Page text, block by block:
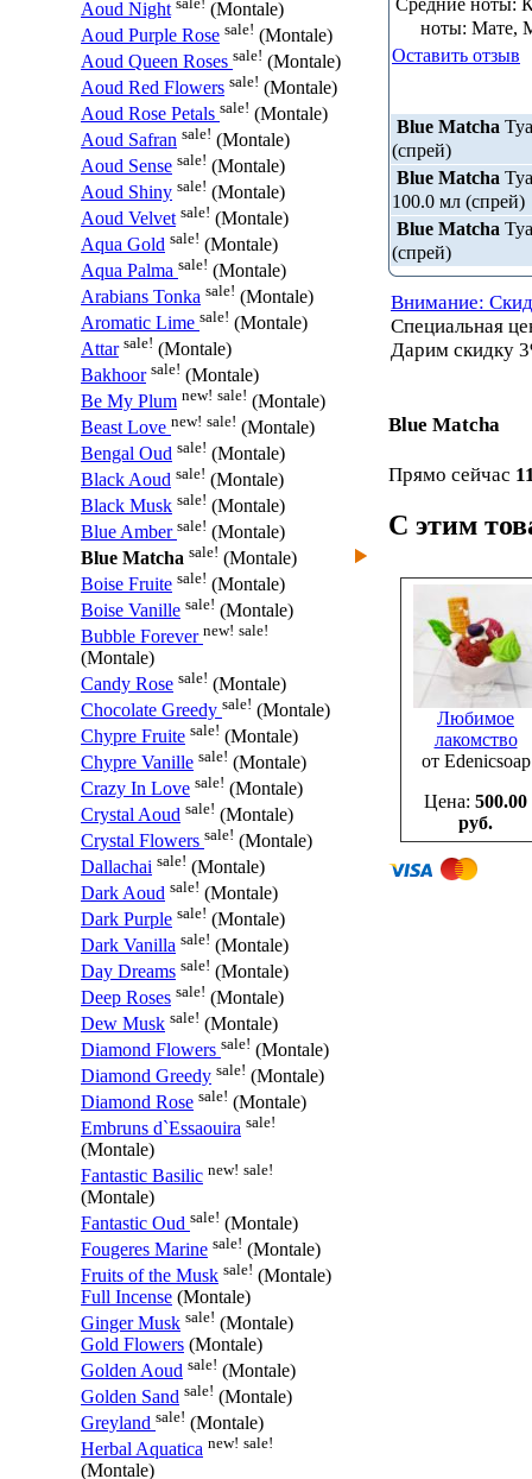
Aoud Night
(Montale)
Aoud Purple Rose sale! (Montale)
Aoud Queen Roses sale! (Montale)
Aoud Red Flowers sale! (Montale)
Aoud Rose Petals sale! (Montale)
Aoud Safran sale! (Montale)
Aoud Sense sale! (Montale)
Aoud Shiny sale! (Montale)
Aoud Velvet sale! (Montale)
Aqua Gold sale! (Montale)
Aqua Palma sale! (Montale)
Arabians Tonka sale! (Montale)
Aromatic Lime sale! (Montale)
Attar sale! (Montale)
Bakhoor sale! (Montale)
Be My Plum new! sale! (Montale)
Beast Love new! sale! (Montale)
Bengal Oud sale! (Montale)
Black Aoud sale! (Montale)
Black Musk sale! (Montale)
Blue Amber sale! (Montale)
Blue Matcha sale! (Montale)
Boise Fruite sale! (Montale)
Boise Vanille sale! (Montale)
Bubble Forever new! sale!
(Montale)
Candy Rose sale! (Montale)
Chocolate Greedy sale! (Montale)
Chypre Fruite sale! (Montale)
Chypre Vanille sale! (Montale)
Crazy In Love sale! (Montale)
Crystal Aoud sale! (Montale)
Crystal Flowers sale! (Montale)
Dallachai sale! (Montale)
Dark Aoud sale! (Montale)
Dark Purple sale! (Montale)
Dark Vanilla sale! (Montale)
Day Dreams sale! (Montale)
Deep Roses sale! (Montale)
Dew Musk sale! (Montale)
Diamond Flowers sale! (Montale)
Diamond Greedy sale! (Montale)
Diamond Rose sale! (Montale)
Embruns d`Essaouira sale!
(Montale)
Fantastic Basilic new! sale!
(Montale)
Fantastic Oud sale! (Montale)
Fougeres Marine sale! (Montale)
Fruits of the Musk sale! (Montale)
Full Incense (Montale)
Ginger Musk sale! (Montale)
Gold Flowers (Montale)
Golden Aoud sale! (Montale)
Golden Sand sale! (Montale)
Greyland sale! (Montale)
Herbal Aquatica new! sale!
(Montale)
ноты: Мате,
Оставить отзыв
Blue Matcha
(спрей)
Blue Matcha
100.0 мл (спрей)
Blue Matcha
(спрей)
Внимание:
Специальная
Дарим скидку
Blue Matcha
Прямо сейчас
С этим
Любимое
лакомство
от Edenicsoap
Цена: 500.00
руб.